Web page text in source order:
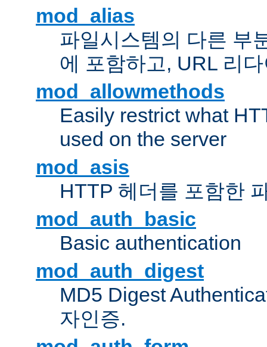
mod_alias
파일시스템의 다른 부
에 포함하고, URL 리
mod_allowmethods
Easily restrict what
used on the server
mod_asis
HTTP 헤더를 포함한
mod_auth_basic
Basic authentication
mod_auth_digest
MD5 Digest
자인증.